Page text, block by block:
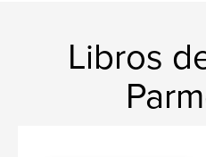
Libros